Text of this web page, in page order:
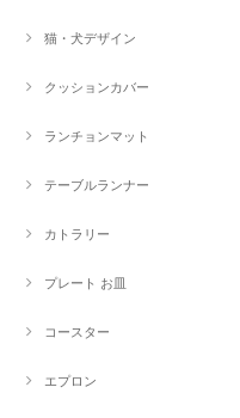
猫・犬デザイン
クッションカバー
ランチョンマット
テーブルランナー
カトラリー
プレート お皿
コースター
エプロン